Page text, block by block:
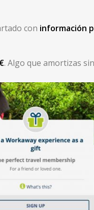
con información
. Algo que amortizas